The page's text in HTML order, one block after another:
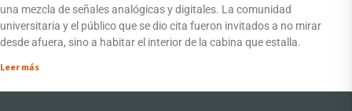
una mezcla de señales analógicas y digitales. La comunidad
universitaria y el público que se dio cita fueron invitados a no mirar
desde afuera, sino a habitar el interior de la cabina que estalla.
Leer más